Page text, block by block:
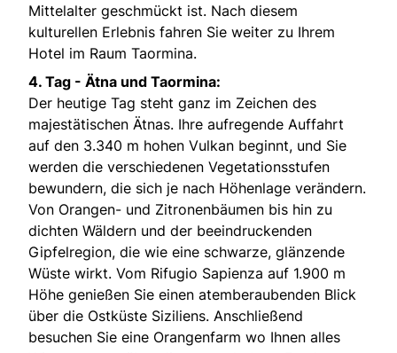
Mittelalter geschmückt ist. Nach diesem
kulturellen Erlebnis fahren Sie weiter zu Ihrem
Hotel im Raum Taormina.
4. Tag - Ätna und Taormina:
Der heutige Tag steht ganz im Zeichen des
majestätischen Ätnas. Ihre aufregende Auffahrt
auf den 3.340 m hohen Vulkan beginnt, und Sie
werden die verschiedenen Vegetationsstufen
bewundern, die sich je nach Höhenlage verändern.
Von Orangen- und Zitronenbäumen bis hin zu
dichten Wäldern und der beeindruckenden
Gipfelregion, die wie eine schwarze, glänzende
Wüste wirkt. Vom Rifugio Sapienza auf 1.900 m
Höhe genießen Sie einen atemberaubenden Blick
über die Ostküste Siziliens. Anschließend
besuchen Sie eine Orangenfarm wo Ihnen alles